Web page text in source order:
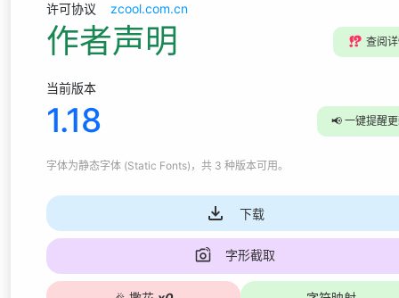
许可协议 zcool.com.cn
作者声明 ⁉️ 查阅
当前版本
1.18 📢 一键提醒
字体为静态字体 (Static Fonts) ，共 3 种版本可用。
下载
字形截取